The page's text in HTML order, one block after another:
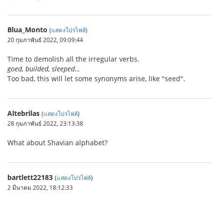
Blua_Monto (แสดงโปรไฟล์)
20 กุมภาพันธ์ 2022, 09:09:44
Time to demolish all the irregular verbs.
goed, builded, sleeped…
Too bad, this will let some synonyms arise, like "seed".
Altebrilas (แสดงโปรไฟล์)
28 กุมภาพันธ์ 2022, 23:13:38
What about Shavian alphabet?
bartlett22183 (แสดงโปรไฟล์)
2 มีนาคม 2022, 18:12:33